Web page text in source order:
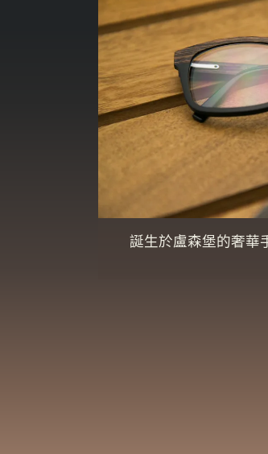
誕生於盧森堡的奢華